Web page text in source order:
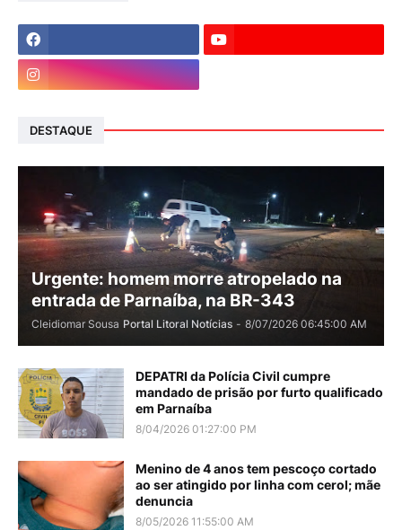
DESTAQUE
Urgente: homem morre atropelado na
entrada de Parnaíba, na BR-343
Cleidiomar Sousa Portal Litoral Notícias - 8/07/2026 06:45:00 AM
DEPATRI da Polícia Civil cumpre
mandado de prisão por furto qualificado
em Parnaíba
8/04/2026 01:27:00 PM
Menino de 4 anos tem pescoço cortado
ao ser atingido por linha com cerol; mãe
denuncia
8/05/2026 11:55:00 AM